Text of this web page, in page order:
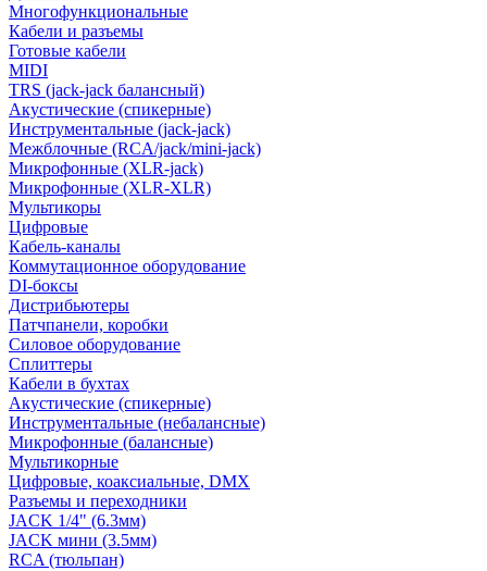
Многофункциональные
Кабели и разъемы
Готовые кабели
MIDI
TRS (jack-jack балансный)
Акустические (спикерные)
Инструментальные (jack-jack)
Межблочные (RCA/jack/mini-jack)
Микрофонные (XLR-jack)
Микрофонные (XLR-XLR)
Мультикоры
Цифровые
Кабель-каналы
Коммутационное оборудование
DI-боксы
Дистрибьютеры
Патчпанели, коробки
Силовое оборудование
Сплиттеры
Кабели в бухтах
Акустические (спикерные)
Инструментальные (небалансные)
Микрофонные (балансные)
Мультикорные
Цифровые, коаксиальные, DMX
Разъемы и переходники
JACK 1/4" (6.3мм)
JACK мини (3.5мм)
RCA (тюльпан)